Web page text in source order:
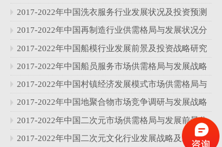
大数据
新闻资讯
加入我们
分析报告
2017-2022年中国洗衣服务行业发展状况及投资预测
分析报告
2017-2022年中国再制造行业供需格局与发展状况分
析报告
2017-2022年中国船模行业发展前景及投资战略研究
报告
2017-2022年中国船员服务市场供需格局与发展战略
分析报告
2017-2022年中国村镇经济发展模式市场供需格局与
发展状况分析报告
2017-2022年中国地聚合物市场竞争调研与发展战略
分析报告
2017-2022年中国二次元市场供需格局与发展前景分
析报告
2017-2022年中国二次元文化行业发展战略及发展前